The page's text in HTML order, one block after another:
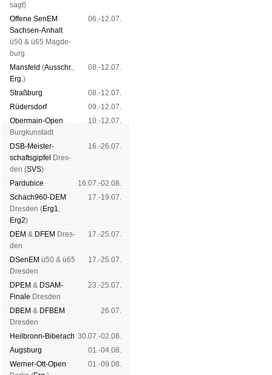
sagt)
Offene SenEM
Sach­sen-An­halt
ü50 & ü65 Mag­de­
burg
06.-12.07.
Mans­feld (Aus­schr.,
Erg.)
08.-12.07.
Straß­burg
08.-12.07.
Rüders­dorf
09.-12.07.
Ober­main-Open
Burg­kun­stadt
10.-12.07.
DSB-Meister­
schafts­gipfel
Dres­
den (SVS)
16.-26.07.
Pardu­bice
16.07.-02.08.
Schach960-DEM
Dres­den (Erg1,
Erg2)
17.-19.07.
DEM & DFEM Dres­
den
17.-25.07.
DSenEM ü50 & ü65
Dres­den
17.-25.07.
DPEM & DSAM-
Finale Dres­den
23.-25.07.
DBEM & DFBEM
Dres­den
26.07.
Heil­bronn-Bi­ber­ach 30.07.-02.08.
Augs­burg
01.-04.08.
Werner-Ott-Open
01.-09.08.